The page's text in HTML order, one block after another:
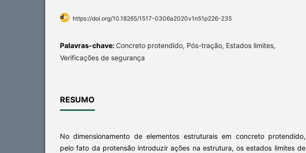
https://doi.org/10.18265/1517-0306a2020v1n51p226-235
Palavras-chave: Concreto protendido, Pós-tração, Estados limites,
Verificações de segurança
RESUMO
No dimensionamento de elementos estruturais em concreto protendido,
pelo fato da protensão introduzir ações na estrutura, os estados limites de